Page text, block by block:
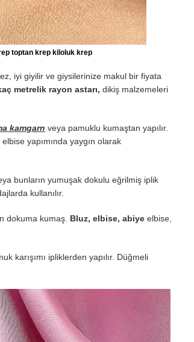
toptan krep kiloluk krep
iyi giyilir ve giysilerinize makul bir fiyata
metrelik rayon astarı, dikiş malzemeleri
kamgarn veya pamuklu kumaştan yapılır.
yapımında yaygın olarak
bunların yumuşak dokulu eğrilmiş iplik
kullanılır.
dokuma kumaş. Bluz, elbise, abiye elbise,
karışımı ipliklerden yapılır. Düğmeli